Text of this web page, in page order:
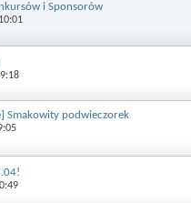
i Sponsorów
Smakowity podwieczorek